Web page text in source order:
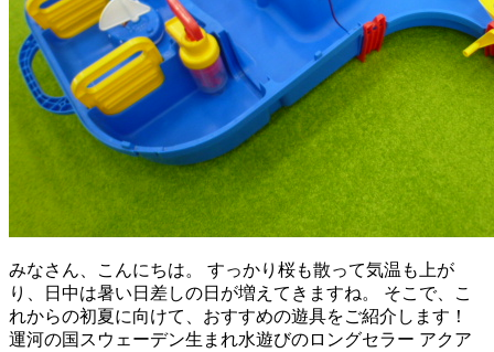
みなさん、こんにちは。 すっかり桜も散って気温も上が
り、日中は暑い日差しの日が増えてきますね。 そこで、こ
れからの初夏に向けて、おすすめの遊具をご紹介します！
運河の国スウェーデン生まれ水遊びのロングセラー アクア